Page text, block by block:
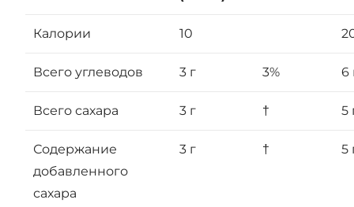
Калории 10
Всего углеводов 3 г 3% 6
Всего сахара 3 г † 5
Содержание
добавленного
сахара
3 г † 5